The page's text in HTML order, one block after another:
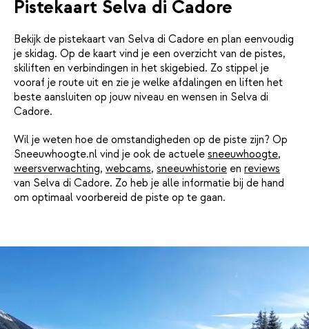
Pistekaart Selva di Cadore
Bekijk de pistekaart van Selva di Cadore en plan eenvoudig
je skidag. Op de kaart vind je een overzicht van de pistes,
skiliften en verbindingen in het skigebied. Zo stippel je
vooraf je route uit en zie je welke afdalingen en liften het
beste aansluiten op jouw niveau en wensen in Selva di
Cadore.
Wil je weten hoe de omstandigheden op de piste zijn? Op
Sneeuwhoogte.nl vind je ook de actuele sneeuwhoogte,
weersverwachting, webcams, sneeuwhistorie en reviews
van Selva di Cadore. Zo heb je alle informatie bij de hand
om optimaal voorbereid de piste op te gaan.